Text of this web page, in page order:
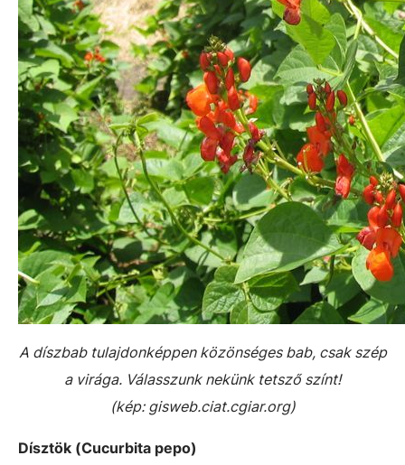
A díszbab tulajdonképpen közönséges bab, csak szép
a virága. Válasszunk nekünk tetsző színt!
(kép: gisweb.ciat.cgiar.org)
Dísztök (Cucurbita pepo)